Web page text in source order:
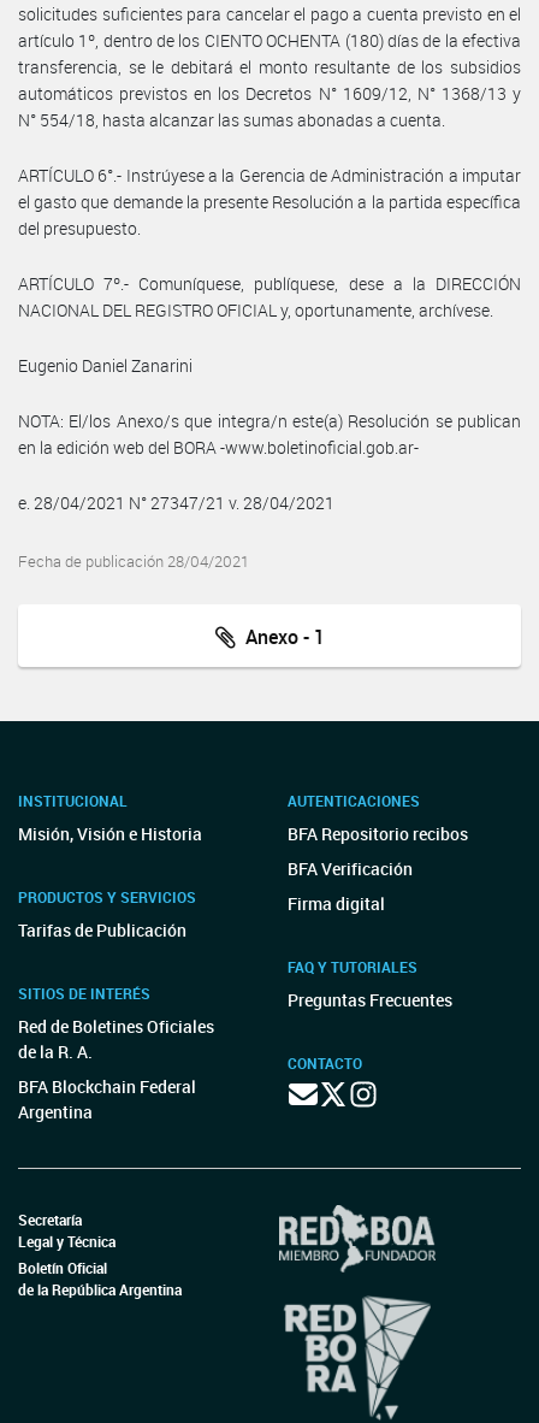
solicitudes suficientes para cancelar el pago a cuenta previsto en el
artículo 1º, dentro de los CIENTO OCHENTA (180) días de la efectiva
transferencia, se le debitará el monto resultante de los subsidios
automáticos previstos en los Decretos N° 1609/12, N° 1368/13 y
N° 554/18, hasta alcanzar las sumas abonadas a cuenta.
ARTÍCULO 6°.- Instrúyese a la Gerencia de Administración a imputar
el gasto que demande la presente Resolución a la partida específica
del presupuesto.
ARTÍCULO 7º.- Comuníquese, publíquese, dese a la DIRECCIÓN
NACIONAL DEL REGISTRO OFICIAL y, oportunamente, archívese.
Eugenio Daniel Zanarini
NOTA: El/los Anexo/s que integra/n este(a) Resolución se publican
en la edición web del BORA -www.boletinoficial.gob.ar-
e. 28/04/2021 N° 27347/21 v. 28/04/2021
Fecha de publicación 28/04/2021
Anexo - 1
INSTITUCIONAL
Misión, Visión e Historia
PRODUCTOS Y SERVICIOS
Tarifas de Publicación
SITIOS DE INTERÉS
Red de Boletines Oficiales
de la R. A.
BFA Blockchain Federal
Argentina
AUTENTICACIONES
BFA Repositorio recibos
BFA Verificación
Firma digital
FAQ Y TUTORIALES
Preguntas Frecuentes
CONTACTO
Secretaría
Legal y Técnica
Boletín Oficial
de la República Argentina